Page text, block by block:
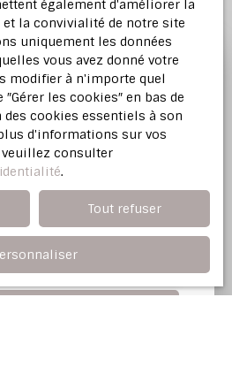
estimation
vous offre une
de votre bien dans l'Est
bien
également d'améliorer la
la convivialité de notre site
uniquement les données
vous avez donné votre
modifier à n'importe quel
les cookies″ en bas de
cookies essentiels à son
d'informations sur vos
consulter
.
Tout refuser